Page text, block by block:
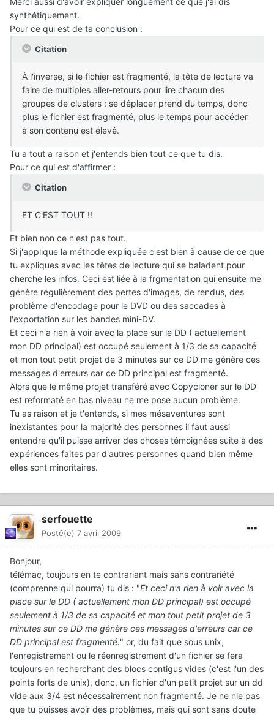
synthétiquement.
Pour ce qui est de ta conclusion :
Citation
À l'inverse, si le fichier est fragmenté, la tête de lecture va
faire de multiples aller-retours pour lire chacun des
groupes de clusters : se déplacer prend du temps, donc
plus le fichier est fragmenté, plus le temps pour accéder
à son contenu est élevé.
Tu a tout a raison et j'entends bien tout ce que tu dis.
Pour ce qui est d'affirmer :
Citation
ET C'EST TOUT !!
Et bien non ce n'est pas tout.
Si j'applique la méthode expliquée c'est bien à cause de ce que
tu expliques avec les têtes de lecture qui se baladent pour
cherche les infos. Ceci est liée à la frgmentation qui ensuite me
génère régulièrement des pertes d'images, de rendus, des
problème d'encodage pour le DVD ou des saccades à
l'exportation sur les bandes mini-DV.
Et ceci n'a rien à voir avec la place sur le DD ( actuellement
mon DD principal) est occupé seulement à 1/3 de sa capacité
et mon tout petit projet de 3 minutes sur ce DD me génère ces
messages d'erreurs car ce DD principal est fragmenté.
Alors que le même projet transféré avec Copycloner sur le DD
est reformaté en bas niveau ne me pose aucun problème.
Tu as raison et je t'entends, si mes mésaventures sont
inexistantes pour la majorité des personnes il faut aussi
entendre qu'il puisse arriver des choses témoignées suite à des
expériences faites par d'autres personnes quand bien même
elles sont minoritaires.
serfouette
Posté(e) 7 avril 2009
Bonjour,
télémac, toujours en te contrariant mais sans contrariété
(comprenne qui pourra) tu dis : "Et ceci n'a rien à voir avec la
place sur le DD ( actuellement mon DD principal) est occupé
seulement à 1/3 de sa capacité et mon tout petit projet de 3
minutes sur ce DD me génère ces messages d'erreurs car ce
DD principal est fragmenté." or, du fait que sous unix,
l'enregistrement ou le réenregistrement d'un fichier se fera
toujours en recherchant des blocs contigus vides (c'est l'un des
points forts de unix), donc, un fichier d'un petit projet sur un dd
vide aux 3/4 est nécessairement non fragmenté. Je ne nie pas
que tu puisses avoir des problèmes, mais qui sont sans doute